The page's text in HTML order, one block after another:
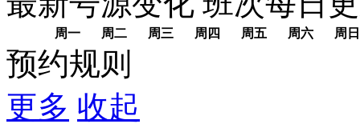
周一 周二 周三 周四 周五 周六 周日
预约规则
更多 收起